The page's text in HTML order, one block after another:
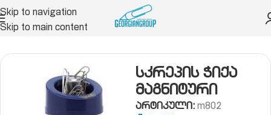
Skip to navigation
Skip to main content
ნივთები კლიპი, სკრეპი, ჭიკარტი
სკრეპის ჭიქა
მაგნიტური
არტიკული: m802